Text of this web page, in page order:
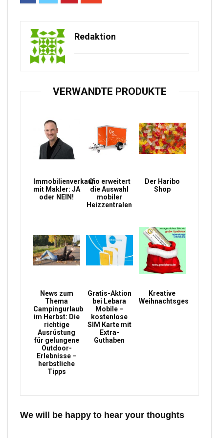
Redaktion
VERWANDTE PRODUKTE
Immobilienverkauf
mit Makler: JA
oder NEIN!
Qio erweitert
die Auswahl
mobiler
Heizzentralen
Der Haribo
Shop
News zum
Thema
Campingurlaub
im Herbst: Die
richtige
Ausrüstung
für gelungene
Outdoor-
Erlebnisse –
herbstliche
Tipps
Gratis-Aktion
bei Lebara
Mobile –
kostenlose
SIM Karte mit
Extra-
Guthaben
Kreative
Weihnachtsgeschenke
We will be happy to hear your thoughts